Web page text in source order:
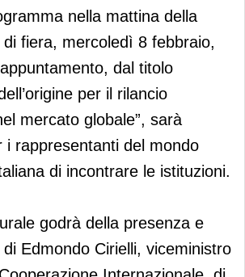
nella mattina della
fiera, mercoledì 8 febbraio,
dal titolo
per il rilancio
mercato globale”, sarà
i rappresentanti del mondo
di incontrare le istituzioni.
godrà della presenza e
Edmondo Cirielli, viceministro